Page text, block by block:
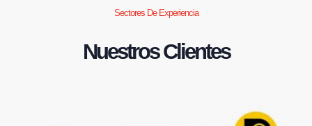
Sectores De Experiencia
Nuestros Clientes